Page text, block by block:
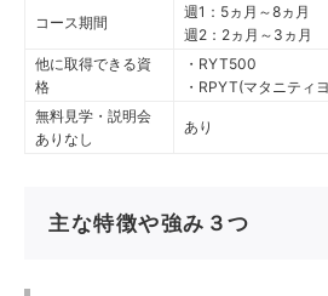
コース期間
週1：5ヵ月～8ヵ月
週2：2ヵ月～3ヵ月
他に取得できる資
格
・RYT500
・RPYT(マタニティ
無料見学・説明会
ありなし
あり
主な特徴や強み３つ